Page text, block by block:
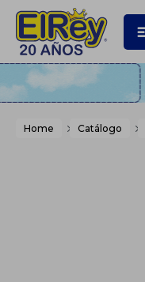
Home Catálogo